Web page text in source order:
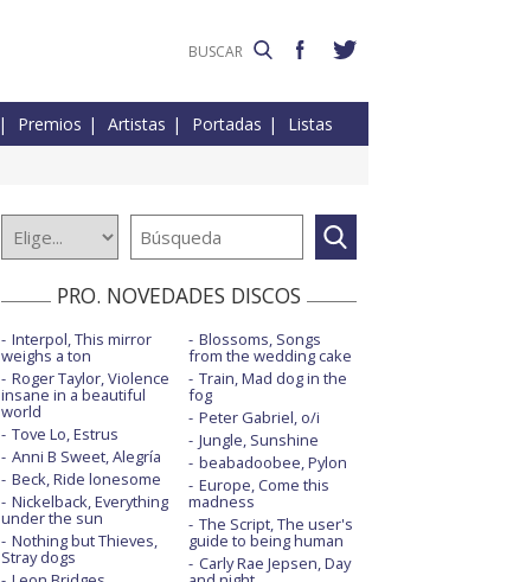
Premios Artistas Portadas Listas
PRO. NOVEDADES DISCOS
Interpol, This mirror
weighs a ton
Roger Taylor, Violence
insane in a beautiful
world
Tove Lo, Estrus
Anni B Sweet, Alegría
Beck, Ride lonesome
Nickelback, Everything
under the sun
Nothing but Thieves,
Stray dogs
Blossoms, Songs
from the wedding cake
Train, Mad dog in the
fog
Peter Gabriel, o/i
Jungle, Sunshine
beabadoobee, Pylon
Europe, Come this
madness
The Script, The user's
guide to being human
Carly Rae Jepsen, Day